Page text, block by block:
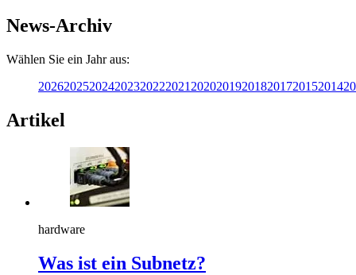
News-Archiv
Wählen Sie ein Jahr aus:
202620252024202320222021 202020192018201720152014
Artikel
hardware
Was ist ein Subnetz?